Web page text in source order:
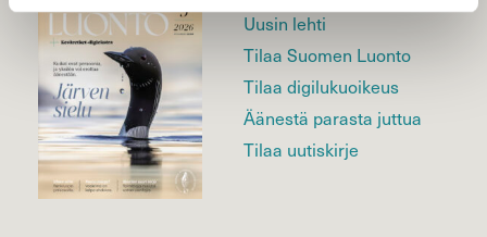
Uusin lehti
Tilaa Suomen Luonto
Tilaa digilukuoikeus
Äänestä parasta juttua
Tilaa uutiskirje